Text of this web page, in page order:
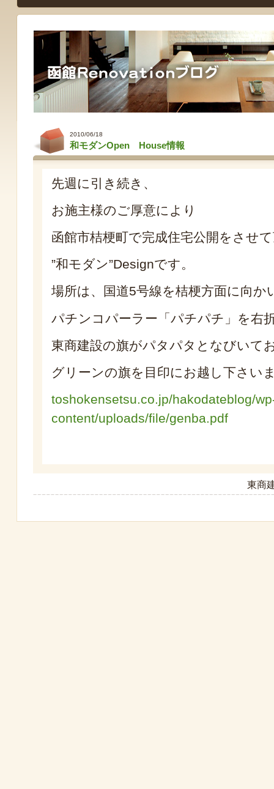
2010/06/18
和モダンOpen House情報
先週に引き続き、
お施主様のご厚意により
函館市桔梗町で完成住宅公開をさせ
”和モダン”Designです。
場所は、国道5号線を桔梗方面に向か
パチンコパーラー「パチパチ」を右
東商建設の旗がパタパタとなびいて
グリーンの旗を目印にお越し下さい
toshokensetsu.co.jp/hakodateblog/
content/uploads/file/genba.pdf
東商